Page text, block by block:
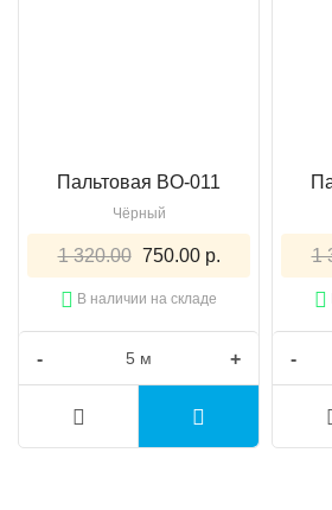
Пальтовая BO-011
Чёрный
1 320.00 750.00 р.
В наличии на складе
- +
1
-